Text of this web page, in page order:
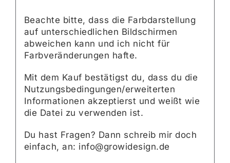
Beachte bitte, dass die Farbdarstellung
auf unterschiedlichen Bildschirmen
abweichen kann und ich nicht für
Farbveränderungen hafte.
Mit dem Kauf bestätigst du, dass du die
Nutzungsbedingungen/erweiterten
Informationen akzeptierst und weißt wie
die Datei zu verwenden ist.
Du hast Fragen? Dann schreib mir doch
einfach, an: info@growidesign.de